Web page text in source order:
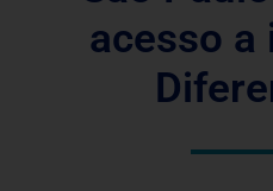
acesso a